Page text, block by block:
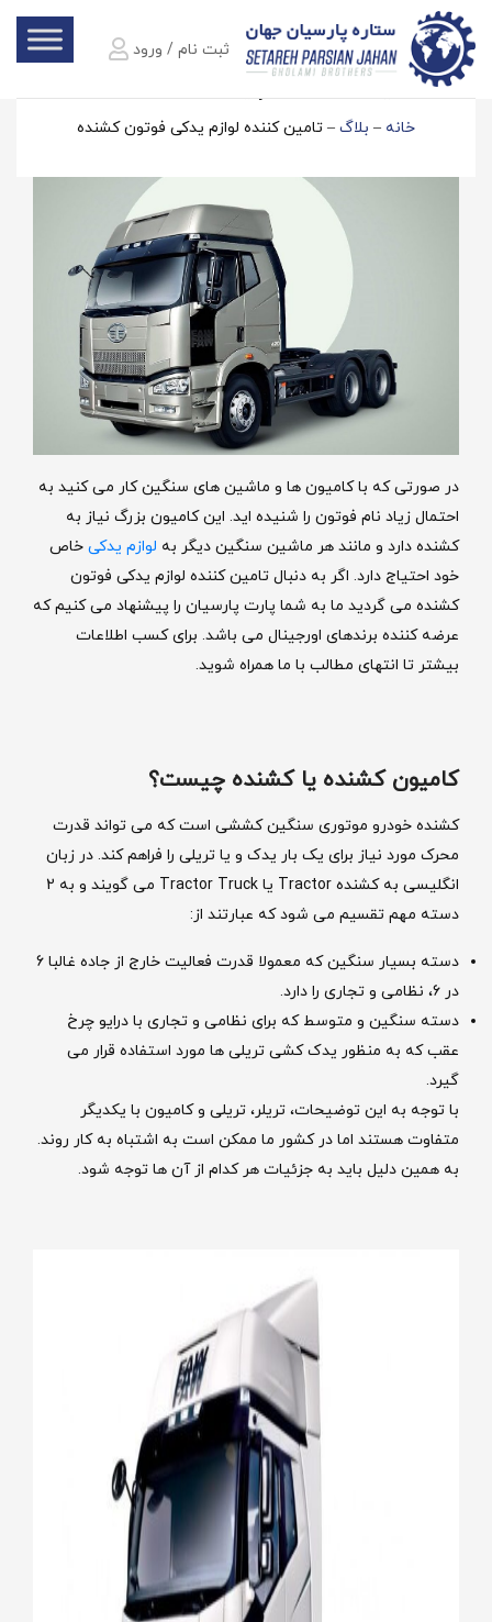
ثبت نام / ورود
خانه – بلاگ – تامین کننده لوازم یدکی فوتون کشنده
در صورتی که با کامیون ها و ماشین های سنگین کار می کنید به
احتمال زیاد نام فوتون را شنیده اید. این کامیون بزرگ نیاز به
کشنده دارد و مانند هر ماشین سنگین دیگر به لوازم یدکی خاص
خود احتیاج دارد. اگر به دنبال تامین کننده لوازم یدکی فوتون
کشنده می گردید ما به شما پارت پارسیان را پیشنهاد می کنیم که
عرضه کننده برندهای اورجینال می باشد. برای کسب اطلاعات
بیشتر تا انتهای مطالب با ما همراه شوید.
کامیون کشنده یا کشنده چیست؟
کشنده خودرو موتوری سنگین کششی است که می تواند قدرت
محرک مورد نیاز برای یک بار یدک و یا تریلی را فراهم کند. در زبان
انگلیسی به کشنده Tractor یا Tractor Truck می گویند و به 2
دسته مهم تقسیم می شود که عبارتند از:
دسته بسیار سنگین که معمولا قدرت فعالیت خارج از جاده غالبا 6
در 6، نظامی و تجاری را دارد.
دسته سنگین و متوسط که برای نظامی و تجاری با درایو چرخ
عقب که به منظور یدک کشی تریلی ها مورد استفاده قرار می
گیرد.
با توجه به این توضیحات، تریلر، تریلی و کامیون با یکدیگر
متفاوت هستند اما در کشور ما ممکن است به اشتباه به کار روند.
به همین دلیل باید به جزئیات هر کدام از آن ها توجه شود.